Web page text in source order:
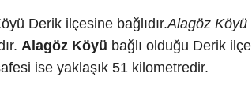
Derik ilçesine bağlıdır.Alagöz Köyü
Alagöz Köyü bağlı olduğu Derik ilçe
ise yaklaşık 51 kilometredir.